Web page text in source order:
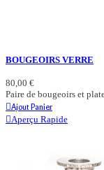
BOUGEOIRS VERRE
80,00 €
Paire de bougeoirs et
Ajout Panier
Aperçu Rapide